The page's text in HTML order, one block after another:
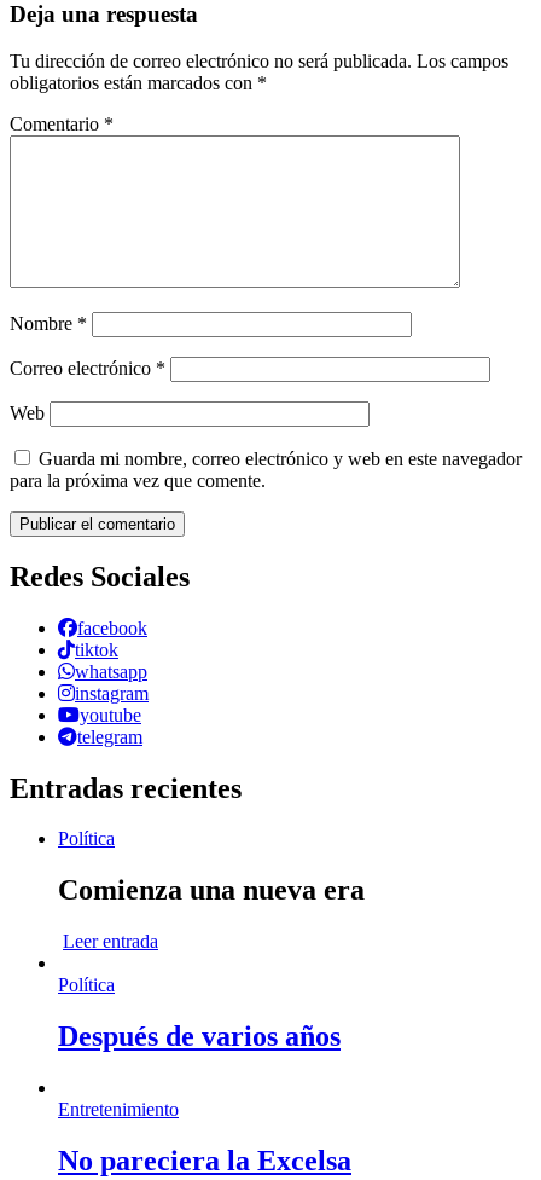
Deja una respuesta
Tu dirección de correo electrónico no será publicada. Los campos
obligatorios están marcados con *
Comentario *
Nombre *
Correo electrónico *
Web
Guarda mi nombre, correo electrónico y web en este navegador
para la próxima vez que comente.
Redes Sociales
facebook
tiktok
whatsapp
instagram
youtube
telegram
Entradas recientes
Política
Comienza una nueva era
Leer entrada
Política
Después de varios años
Entretenimiento
No pareciera la Excelsa